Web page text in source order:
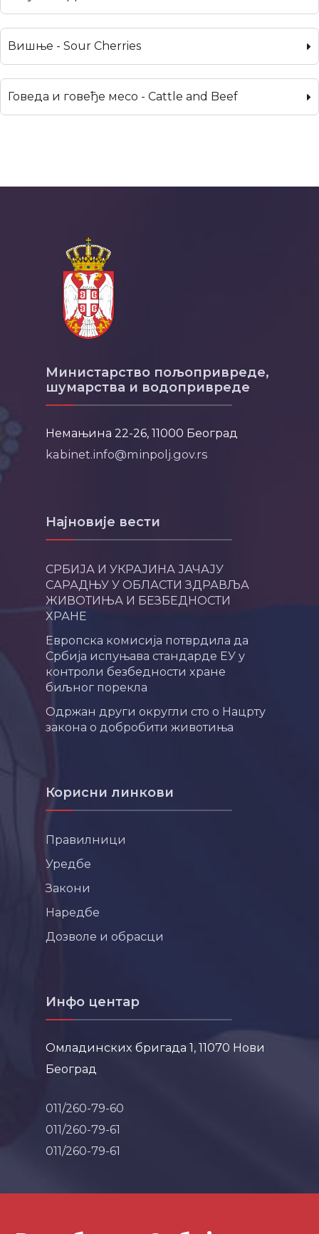
Вишње - Sour Cherries
Говеда и говеђе месо - Cattle and Beef
Министарство пољопривреде,
шумарства и водопривреде
Немањина 22-26, 11000 Београд
kabinet.info@minpolj.gov.rs
Најновије вести
СРБИЈА И УКРАЈИНА ЈАЧАЈУ
САРАДЊУ У ОБЛАСТИ ЗДРАВЉА
ЖИВОТИЊА И БЕЗБЕДНОСТИ
ХРАНЕ
Европска комисија потврдила да
Србија испуњава стандарде ЕУ у
контроли безбедности хране
биљног порекла
Одржан други округли сто о Нацрту
закона о добробити животиња
Корисни линкови
Правилници
Уредбе
Закони
Наредбе
Дозволе и обрасци
Инфо центар
Омладинских бригада 1, 11070 Нови
Београд
011/260-79-60
011/260-79-61
011/260-79-61